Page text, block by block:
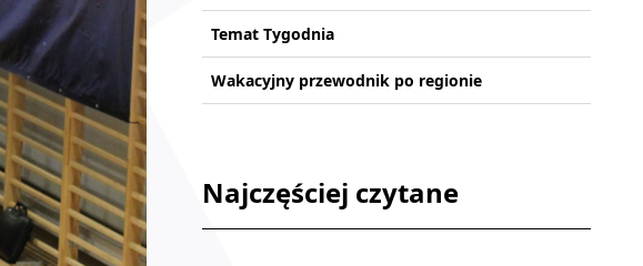
Temat Tygodnia
Wakacyjny przewodnik po regionie
Najczęściej czytane